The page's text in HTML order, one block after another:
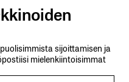
sijoittamisen ja
mielenkiintoisimmat